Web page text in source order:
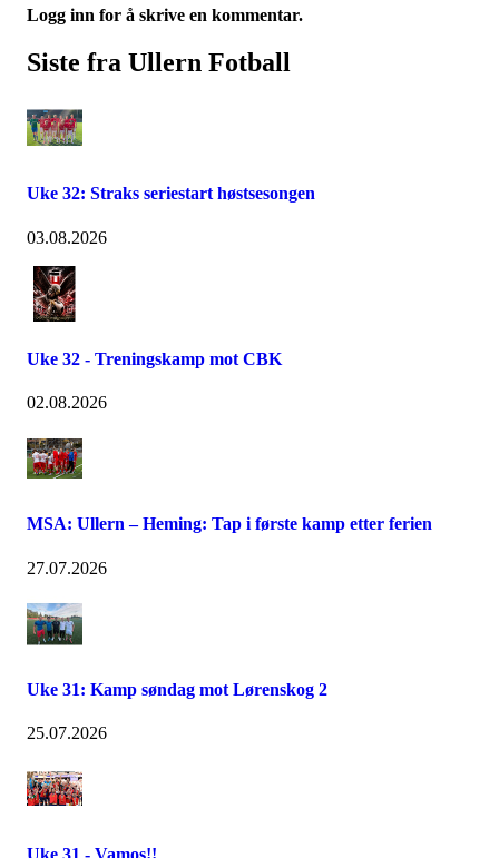
Logg inn for å skrive en kommentar.
Siste fra Ullern Fotball
Uke 32: Straks seriestart høstsesongen
03.08.2026
Uke 32 - Treningskamp mot CBK
02.08.2026
MSA: Ullern – Heming: Tap i første kamp etter ferien
27.07.2026
Uke 31: Kamp søndag mot Lørenskog 2
25.07.2026